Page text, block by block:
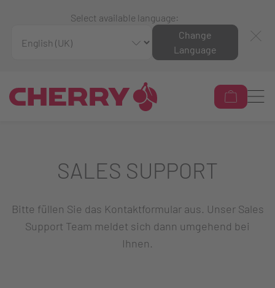
Select available language:
Change
Language
SALES SUPPORT
Bitte füllen Sie das Kontaktformular aus. Unser Sales
Support Team meldet sich dann umgehend bei
Ihnen.